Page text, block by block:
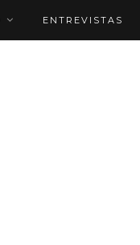
ENTREVISTAS